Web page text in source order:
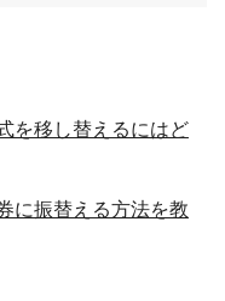
を移し替えるにはど
に振替える方法を教